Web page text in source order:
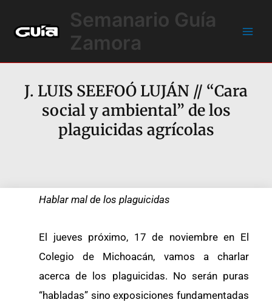
contenido
Semanario Guía
Zamora
J. LUIS SEEFOÓ LUJÁN // “Cara
social y ambiental” de los
plaguicidas agrícolas
Hablar mal de los plaguicidas
El jueves próximo, 17 de noviembre en El
Colegio de Michoacán, vamos a charlar
acerca de los plaguicidas. No serán puras
“habladas” sino exposiciones fundamentadas